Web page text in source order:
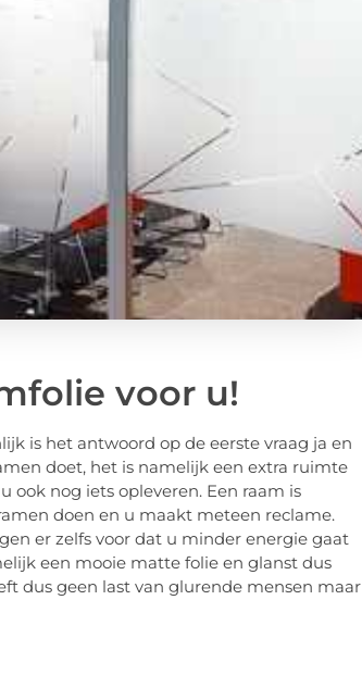
voor u!
is het antwoord op de eerste vraag ja en
doet, het is namelijk een extra ruimte
nog iets opleveren. Een raam is
doen en u maakt meteen reclame.
er zelfs voor dat u minder energie gaat
een mooie matte folie en glanst dus
dus geen last van glurende mensen maar